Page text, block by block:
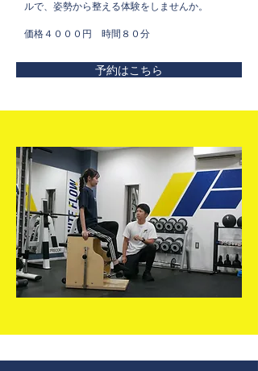
ルで、姿勢から整える体験をしませんか。
​価格４０００円 時間８０分​
予約はこちら